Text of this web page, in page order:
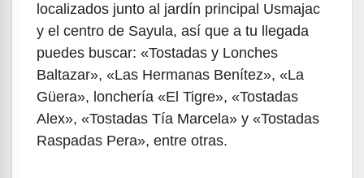
localizados junto al jardín principal Usmajac
y el centro de Sayula, así que a tu llegada
puedes buscar: «Tostadas y Lonches
Baltazar», «Las Hermanas Benítez», «La
Güera», lonchería «El Tigre», «Tostadas
Alex», «Tostadas Tía Marcela» y «Tostadas
Raspadas Pera», entre otras.